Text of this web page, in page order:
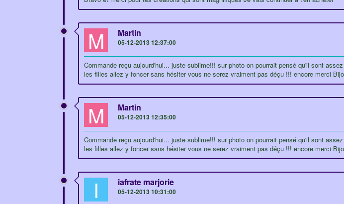
M Martin
05-12-2013 12:37:00
Commande reçu aujourd'hui... juste sublime!!! sur photo on pourrait pensé qu'il sont
les filles allez y foncer sans hésiter vous ne serez vraiment pas déçu !!! encore merci
M Martin
05-12-2013 12:35:00
Commande reçu aujourd'hui... juste sublime!!! sur photo on pourrait pensé qu'il sont
les filles allez y foncer sans hésiter vous ne serez vraiment pas déçu !!! encore merci
I iafrate marjorie
05-12-2013 10:31:00